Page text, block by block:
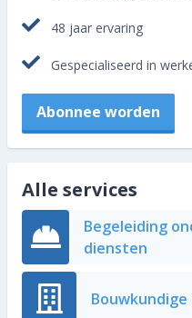
48 jaar ervaring
Gespecialiseerd in
Abonnee worden
Alle services
Begeleiding
diensten